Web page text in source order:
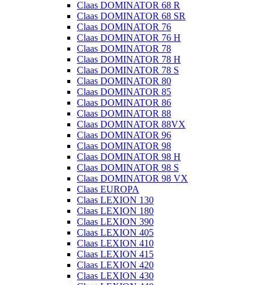
Claas DOMINATOR 68 R
Claas DOMINATOR 68 SR
Claas DOMINATOR 76
Claas DOMINATOR 76 H
Claas DOMINATOR 78
Claas DOMINATOR 78 H
Claas DOMINATOR 78 S
Claas DOMINATOR 80
Claas DOMINATOR 85
Claas DOMINATOR 86
Claas DOMINATOR 88
Claas DOMINATOR 88VX
Claas DOMINATOR 96
Claas DOMINATOR 98
Claas DOMINATOR 98 H
Claas DOMINATOR 98 S
Claas DOMINATOR 98 VX
Claas EUROPA
Claas LEXION 130
Claas LEXION 180
Claas LEXION 390
Claas LEXION 405
Claas LEXION 410
Claas LEXION 415
Claas LEXION 420
Claas LEXION 430